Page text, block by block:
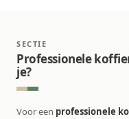
SECTIE
Professionele
je?
Voor een professionele